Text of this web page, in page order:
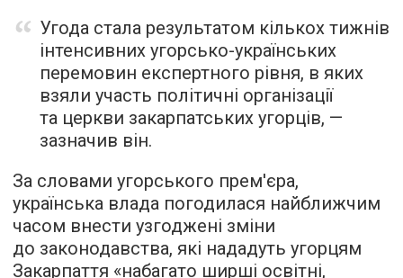
Угода стала результатом кількох тижнів
інтенсивних угорсько-українських
перемовин експертного рівня, в яких
взяли участь політичні організації
та церкви закарпатських угорців, —
зазначив він.
За словами угорського прем'єра,
українська влада погодилася найближчим
часом внести узгоджені зміни
до законодавства, які нададуть угорцям
Закарпаття «набагато ширші освітні,